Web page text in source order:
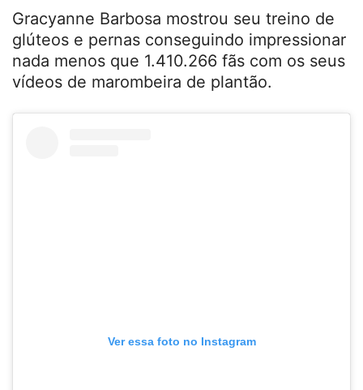
Gracyanne Barbosa mostrou seu treino de
glúteos e pernas conseguindo impressionar
nada menos que 1.410.266 fãs com os seus
vídeos de marombeira de plantão.
Ver essa foto no Instagram